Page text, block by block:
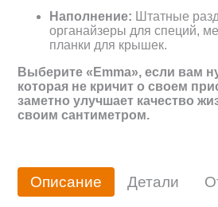
Наполнение: Штатные
органайзеры для специй,
планки для крышек.
Выберите «Emma», если вам
которая не кричит о своем
заметно улучшает качество
своим сантиметром.
Описание Детали